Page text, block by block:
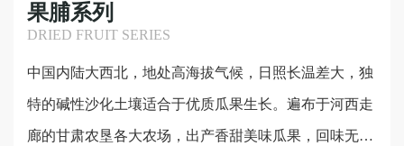
果脯系列
DRIED FRUIT SERIES
中国内陆大西北，地处高海拔气候，日照长温差大，独
特的碱性沙化土壤适合于优质瓜果生长。遍布于河西走
廊的甘肃农垦各大农场，出产香甜美味瓜果，回味无